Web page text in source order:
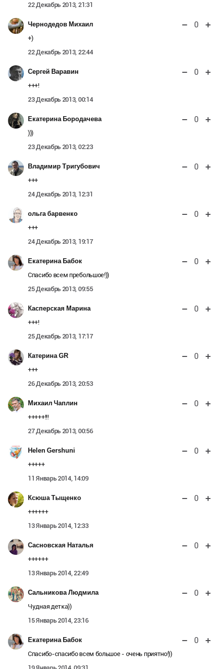
22 Декабрь 2013, 21:31
Чернодедов Михаил 0
+)
22 Декабрь 2013, 22:44
Сергей Варавин 0
+++!
23 Декабрь 2013, 00:14
Екатерина Бородачева 0
)))
23 Декабрь 2013, 02:23
Владимир Тригубович 0
+++
24 Декабрь 2013, 12:31
ольга барвенко 0
+++
24 Декабрь 2013, 19:17
Екатерина Бабок 0
Спасибо всем пребольшое!))
25 Декабрь 2013, 09:55
Касперская Марина 0
+++!
25 Декабрь 2013, 17:17
Катерина GR 0
+++
26 Декабрь 2013, 20:53
Михаил Чаплин 0
+++++!!!
27 Декабрь 2013, 00:56
Helen Gershuni 0
+++++
11 Январь 2014, 14:09
Ксюша Тыщенко 0
++++++
13 Январь 2014, 12:33
Сасновская Наталья 0
++++++
13 Январь 2014, 22:49
Сальникова Людмила 0
Чудная детка))
15 Январь 2014, 23:16
Екатерина Бабок 0
Спасибо-спасибо всем большое - очень приятно!))